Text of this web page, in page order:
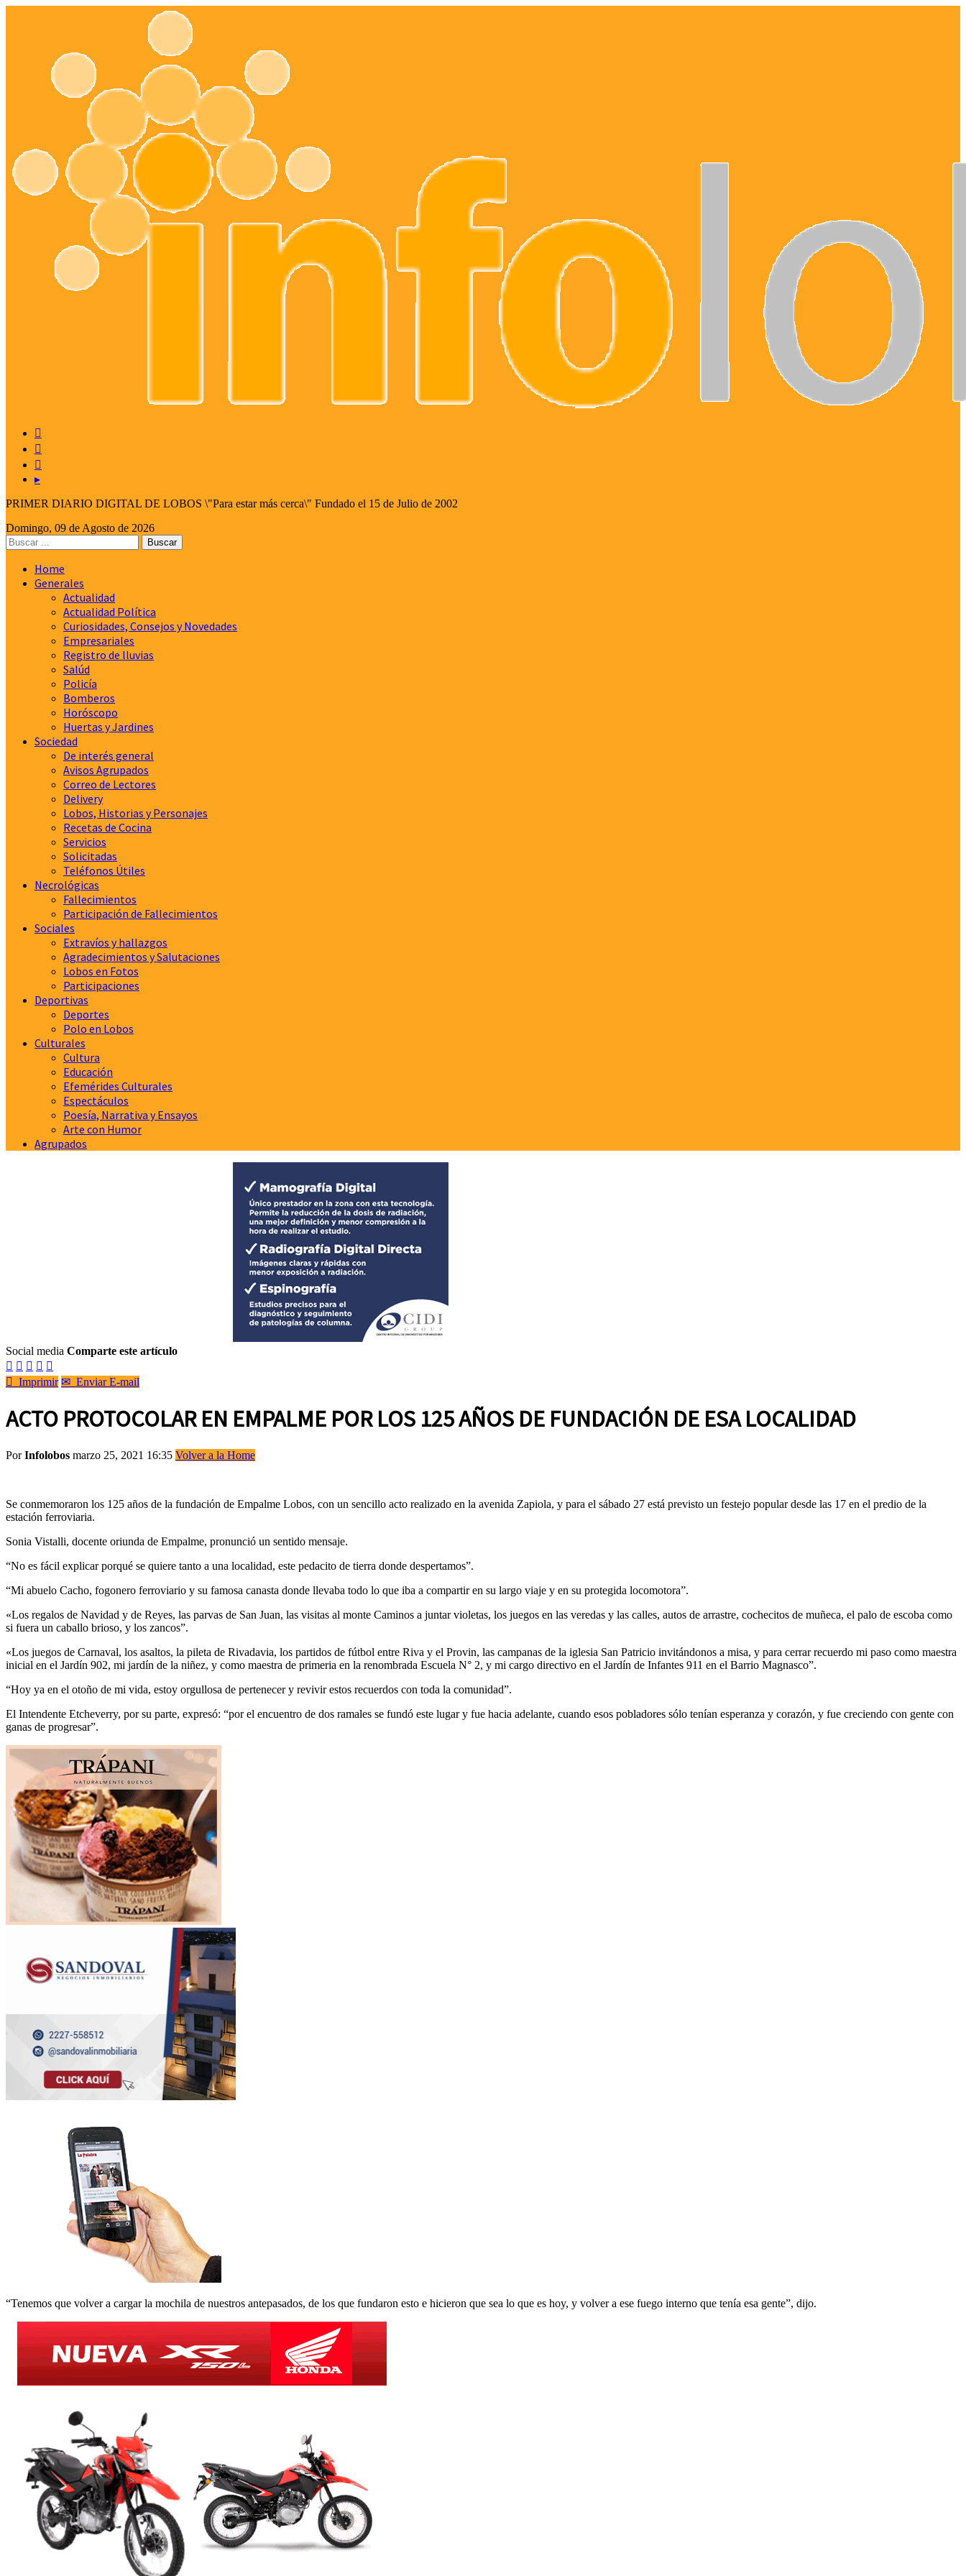



▸
PRIMER DIARIO DIGITAL DE LOBOS \"Para estar más cerca\" Fundado el 15 de Julio de 2002
Domingo, 09 de Agosto de 2026
Home
Generales
Actualidad
Actualidad Política
Curiosidades, Consejos y Novedades
Empresariales
Registro de lluvias
Salúd
Policía
Bomberos
Horóscopo
Huertas y Jardines
Sociedad
De interés general
Avisos Agrupados
Correo de Lectores
Delivery
Lobos, Historias y Personajes
Recetas de Cocina
Servicios
Solicitadas
Teléfonos Útiles
Necrológicas
Fallecimientos
Participación de Fallecimientos
Sociales
Extravíos y hallazgos
Agradecimientos y Salutaciones
Lobos en Fotos
Participaciones
Deportivas
Deportes
Polo en Lobos
Culturales
Cultura
Educación
Efemérides Culturales
Espectáculos
Poesía, Narrativa y Ensayos
Arte con Humor
Agrupados
Social media Comparte este artículo
    
 Imprimir ✉ Enviar E-mail
ACTO PROTOCOLAR EN EMPALME POR LOS 125 AÑOS DE FUNDACIÓN DE ESA LOCALIDAD
PorInfolobos marzo 25, 2021 16:35 Volver a la Home
Se conmemoraron los 125 años de la fundación de Empalme Lobos, con un sencillo acto realizado en la avenida Zapiola, y para el sábado 27 está previsto un festejo popular desde las 17 en el predio de la
estación ferroviaria.
Sonia Vistalli, docente oriunda de Empalme, pronunció un sentido mensaje.
“No es fácil explicar porqué se quiere tanto a una localidad, este pedacito de tierra donde despertamos”.
“Mi abuelo Cacho, fogonero ferroviario y su famosa canasta donde llevaba todo lo que iba a compartir en su largo viaje y en su protegida locomotora”.
«Los regalos de Navidad y de Reyes, las parvas de San Juan, las visitas al monte Caminos a juntar violetas, los juegos en las veredas y las calles, autos de arrastre, cochecitos de muñeca, el palo de escoba como
si fuera un caballo brioso, y los zancos”.
«Los juegos de Carnaval, los asaltos, la pileta de Rivadavia, los partidos de fútbol entre Riva y el Provin, las campanas de la iglesia San Patricio invitándonos a misa, y para cerrar recuerdo mi paso como maestra
inicial en el Jardín 902, mi jardín de la niñez, y como maestra de primeria en la renombrada Escuela N° 2, y mi cargo directivo en el Jardín de Infantes 911 en el Barrio Magnasco”.
“Hoy ya en el otoño de mi vida, estoy orgullosa de pertenecer y revivir estos recuerdos con toda la comunidad”.
El Intendente Etcheverry, por su parte, expresó: “por el encuentro de dos ramales se fundó este lugar y fue hacia adelante, cuando esos pobladores sólo tenían esperanza y corazón, y fue creciendo con gente con
ganas de progresar”.
“Tenemos que volver a cargar la mochila de nuestros antepasados, de los que fundaron esto e hicieron que sea lo que es hoy, y volver a ese fuego interno que tenía esa gente”, dijo.